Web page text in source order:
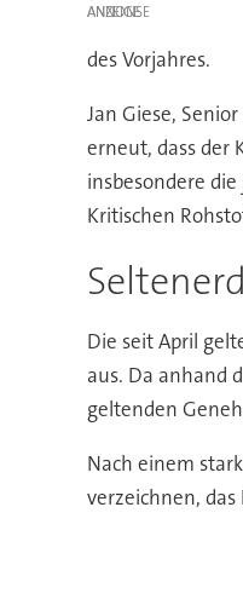
ANZEIGE
des Vorjahres.
Jan Giese,
erneut, dass der
insbesondere
Kritischen
Die seit April
aus. Da anhand
geltenden
Nach einem
verzeichnen,